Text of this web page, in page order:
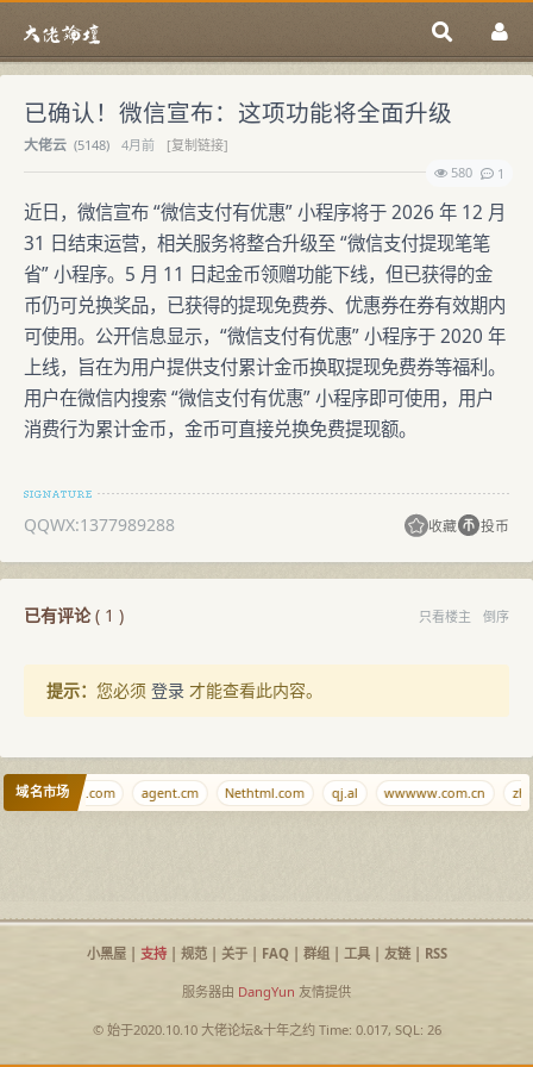
已确认！微信宣布：这项功能将全面升级
大佬云 (5148) 4月前
[复制链接]
580
1
近日，微信宣布 “微信支付有优惠” 小程序将于 2026 年 12 月
31 日结束运营，相关服务将整合升级至 “微信支付提现笔笔
省” 小程序。5 月 11 日起金币领赠功能下线，但已获得的金
币仍可兑换奖品，已获得的提现免费券、优惠券在券有效期内
可使用。公开信息显示，“微信支付有优惠” 小程序于 2020 年
上线，旨在为用户提供支付累计金币换取提现免费券等福利。
用户在微信内搜索 “微信支付有优惠” 小程序即可使用，用户
消费行为累计金币，金币可直接兑换免费提现额。
QQWX:1377989288 收藏 投币
已有评论( 1 ) 只看楼主 倒序
提示： 您必须 登录 才能查看此内容。
域名市场
caonidie.com agent.cm Nethtml.com qj.al wwwww.com.cn
小黑屋| 支持| 规范| 关于| FAQ| 群组| 工具| 友链| RSS
服务器由 DangYun 友情提供
© 始于2020.10.10 大佬论坛&十年之约Time: 0.017, SQL: 26